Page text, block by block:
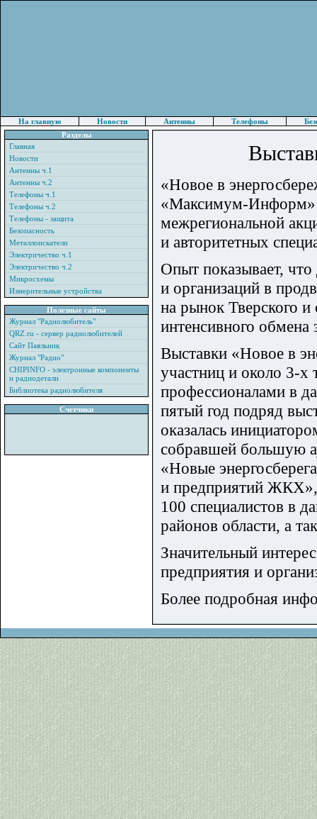
На главную Новости Антенны Телефоны
Разделы
Главная
Новости
Антенны ч.1
Антенны ч.2
Телефоны ч.1
Телефоны ч.2
Телефоны - защита
Безопасность
Металлоискатели
Электричество ч.1
Электричество ч.2
Микросхемы
Измерительные устройства
Полезные сайты
Журнал "Радиолюбитель"
QRZ.ru - сервер радиолюбителей
Сайт Паяльник
Журнал "Радио"
CHIPINFO - электронные компоненты
и радиодетали
Библиотека радиолюбителя
Счетчики
«Новое в
«Максимум-Информ»
межрегиональной
и авторитетных
Опыт показывает,
и организаций в
на рынок Тверского и
интенсивного
Выставки «Новое в
участниц и около 3-х
профессионалами в
пятый год подряд
оказалась
собравшей большую
«Новые
и предприятий ЖКХ»,
100 специалистов в
районов области, а
Значительный
предприятия и
Более подробная